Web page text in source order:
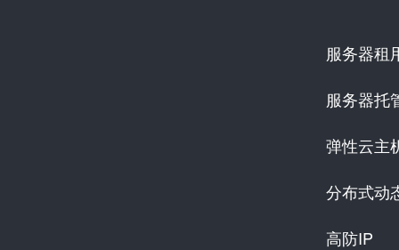
服务器租
服务器托
弹性云主
分布式动
高防IP